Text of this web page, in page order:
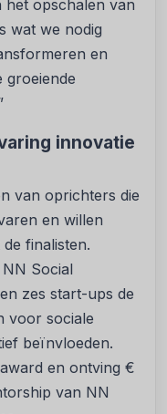
het opschalen van
wat we nodig
en
groeiende
innovatie
van oprichters die
en willen
finalisten.
Social
zes start-ups de
voor sociale
beïnvloeden.
en ontving €
van NN